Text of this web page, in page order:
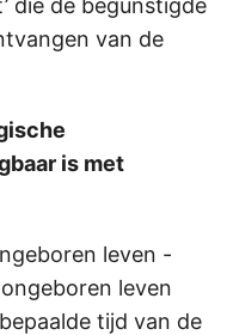
die de begunstigde
van de
is met
leven -
leven
tijd van de